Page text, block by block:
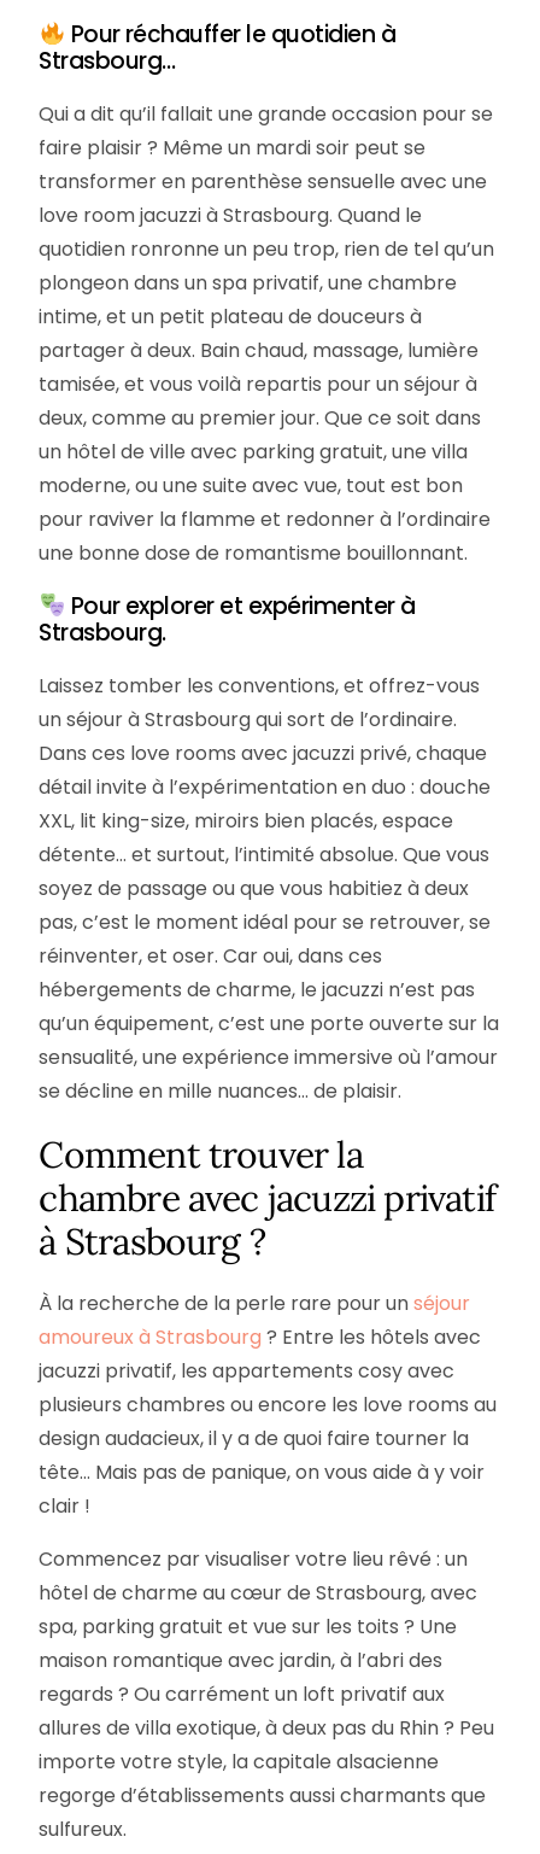
Pour réchauffer le quotidien à
Strasbourg…
Qui a dit qu’il fallait une grande occasion pour se
faire plaisir ? Même un mardi soir peut se
transformer en parenthèse sensuelle avec une
love room jacuzzi à Strasbourg. Quand le
quotidien ronronne un peu trop, rien de tel qu’un
plongeon dans un spa privatif, une chambre
intime, et un petit plateau de douceurs à
partager à deux. Bain chaud, massage, lumière
tamisée, et vous voilà repartis pour un séjour à
deux, comme au premier jour. Que ce soit dans
un hôtel de ville avec parking gratuit, une villa
moderne, ou une suite avec vue, tout est bon
pour raviver la flamme et redonner à l’ordinaire
une bonne dose de romantisme bouillonnant.
Pour explorer et expérimenter à
Strasbourg.
Laissez tomber les conventions, et offrez-vous
un séjour à Strasbourg qui sort de l’ordinaire.
Dans ces love rooms avec jacuzzi privé, chaque
détail invite à l’expérimentation en duo : douche
XXL, lit king-size, miroirs bien placés, espace
détente… et surtout, l’intimité absolue. Que vous
soyez de passage ou que vous habitiez à deux
pas, c’est le moment idéal pour se retrouver, se
réinventer, et oser. Car oui, dans ces
hébergements de charme, le jacuzzi n’est pas
qu’un équipement, c’est une porte ouverte sur la
sensualité, une expérience immersive où l’amour
se décline en mille nuances… de plaisir.
Comment trouver la
chambre avec jacuzzi privatif
à Strasbourg ?
À la recherche de la perle rare pour unséjour
amoureux à Strasbourg ? Entre les hôtels avec
jacuzzi privatif, les appartements cosy avec
plusieurs chambres ou encore les love rooms au
design audacieux, il y a de quoi faire tourner la
tête… Mais pas de panique, on vous aide à y voir
clair !
Commencez par visualiser votre lieu rêvé : un
hôtel de charme au cœur de Strasbourg, avec
spa, parking gratuit et vue sur les toits ? Une
maison romantique avec jardin, à l’abri des
regards ? Ou carrément un loft privatif aux
allures de villa exotique, à deux pas du Rhin ? Peu
importe votre style, la capitale alsacienne
regorge d’établissements aussi charmants que
sulfureux.